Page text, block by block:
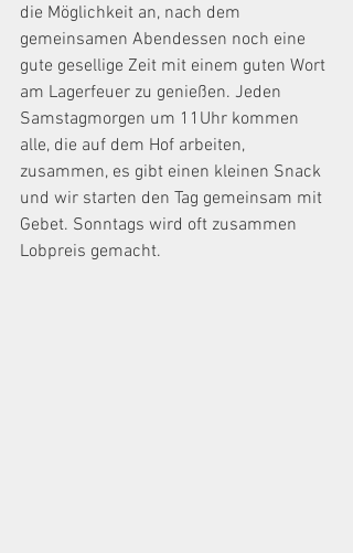
die Möglichkeit an, nach dem
gemeinsamen Abendessen noch eine
gute gesellige Zeit mit einem guten Wort
am Lagerfeuer zu genießen. Jeden
Samstagmorgen um 11Uhr kommen
alle, die auf dem Hof arbeiten,
zusammen, es gibt einen kleinen Snack
und wir starten den Tag gemeinsam mit
Gebet. Sonntags wird oft zusammen
Lobpreis gemacht.